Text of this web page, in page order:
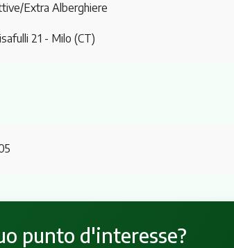
Extra Alberghiere
21 - Milo (CT)
punto d'interesse?